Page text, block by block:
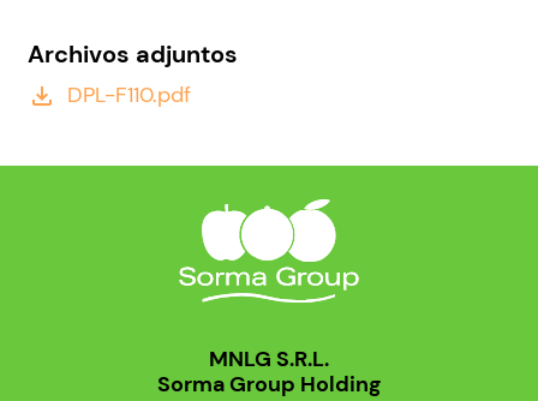
Archivos adjuntos
file_download DPL-F110.pdf
MNLG S.R.L.
Sorma Group Holding